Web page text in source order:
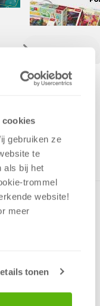
cookies
gebruiken ze
te
als bij het
trommel
website​!
meer
tonen
film Finding
in een